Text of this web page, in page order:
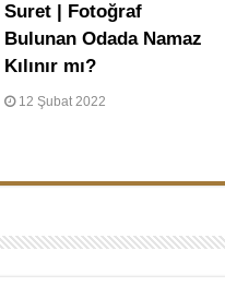
Suret | Fotoğraf
Bulunan Odada Namaz
Kılınır mı?
12 Şubat 2022